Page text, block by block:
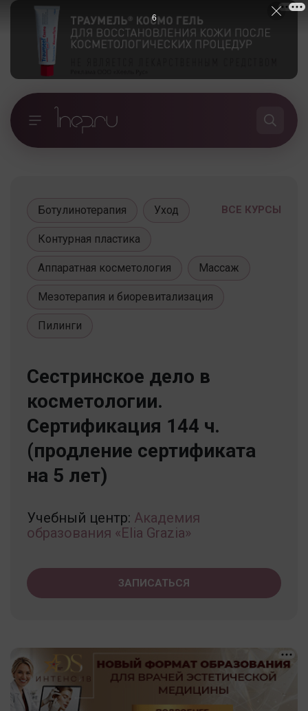
ВСЕ КУРСЫ
Ботулинотерапия Уход
Контурная пластика
Аппаратная косметология Массаж
Мезотерапия и биоревитализация
Пилинги
Сестринское дело в
косметологии.
Сертификация 144 ч.
(продление сертификата
на 5 лет)
Учебный центр: Академия
образования «Elia Grazia»
ЗАПИСАТЬСЯ
5